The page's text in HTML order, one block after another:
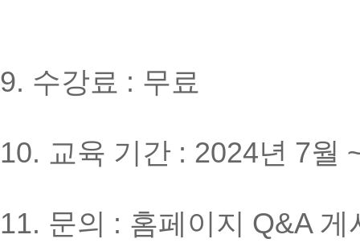
9. 수강료 : 무료
10. 교육 기간 : 2024년 7월
11. 문의 : 홈페이지 Q&A 게